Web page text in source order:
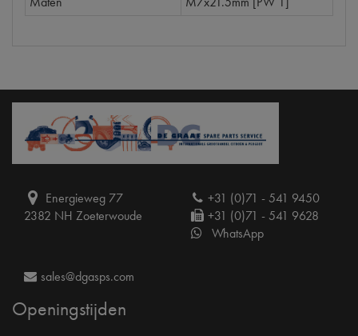
Energieweg 77
2382 NH Zoeterwoude
+31 (0)71 - 541 9450
+31 (0)71 - 541 9628
WhatsApp
sales@dgasps.com
Openingstijden